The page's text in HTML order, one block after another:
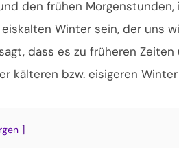
den frühen Morgenstunden,
Winter sein, der uns
dass es zu früheren
kälteren bzw. eisigeren Winter